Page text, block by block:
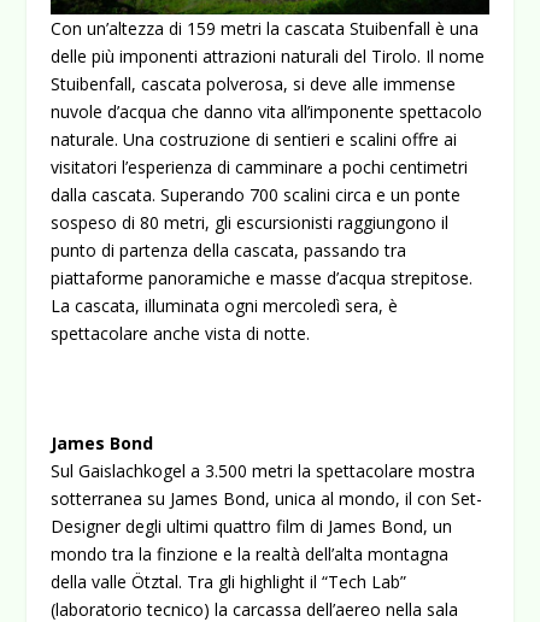
Con un’altezza di 159 metri la cascata Stuibenfall è una
delle più imponenti attrazioni naturali del Tirolo. Il nome
Stuibenfall, cascata polverosa, si deve alle immense
nuvole d’acqua che danno vita all’imponente spettacolo
naturale. Una costruzione di sentieri e scalini offre ai
visitatori l’esperienza di camminare a pochi centimetri
dalla cascata. Superando 700 scalini circa e un ponte
sospeso di 80 metri, gli escursionisti raggiungono il
punto di partenza della cascata, passando tra
piattaforme panoramiche e masse d’acqua strepitose.
La cascata, illuminata ogni mercoledì sera, è
spettacolare anche vista di notte.
James Bond
Sul Gaislachkogel a 3.500 metri la spettacolare mostra
sotterranea su James Bond, unica al mondo, il con Set-
Designer degli ultimi quattro film di James Bond, un
mondo tra la finzione e la realtà dell’alta montagna
della valle Ötztal. Tra gli highlight il “Tech Lab”
(laboratorio tecnico) la carcassa dell’aereo nella sala